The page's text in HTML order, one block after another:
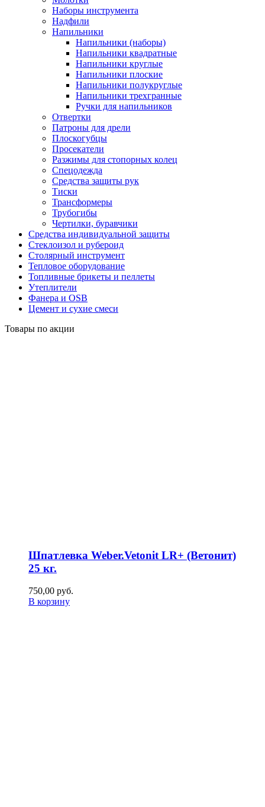
Наборы инструмента
Надфили
Напильники
Напильники (наборы)
Напильники квадратные
Напильники круглые
Напильники плоские
Напильники полукруглые
Напильники трехгранные
Ручки для напильников
Отвертки
Патроны для дрели
Плоскогубцы
Просекатели
Разжимы для стопорных колец
Спецодежда
Средства защиты рук
Тиски
Трансформеры
Трубогибы
Чертилки, буравчики
Средства индивидуальной защиты
Стеклоизол и рубероид
Столярный инструмент
Тепловое оборудование
Топливные брикеты и пеллеты
Утеплители
Фанера и OSB
Цемент и сухие смеси
Товары по акции
Шпатлевка Weber.Vetonit LR+ (Ветонит)
25 кг.
750,00 руб.
В корзину